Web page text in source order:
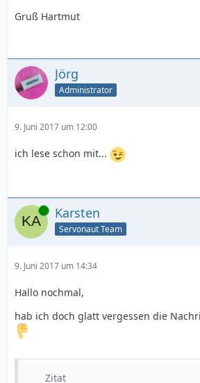
Gruß Hartmut
Jörg
Administrator
9. Juni 2017 um 12:00
ich lese schon mit...
Online Karsten
Servonaut Team
9. Juni 2017 um 14:34
Hallo nochmal,
hab ich doch glatt vergessen die
Zitat